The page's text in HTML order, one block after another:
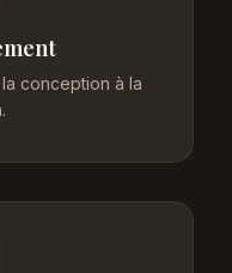
conception à la